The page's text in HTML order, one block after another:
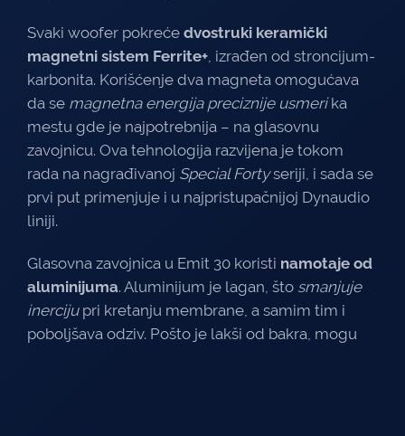
Svaki woofer pokreće dvostruki keramički
magnetni sistem Ferrite+, izrađen od stroncijum-
karbonita. Korišćenje dva magneta omogućava
da se magnetna energija preciznije usmerika
mestu gde je najpotrebnija – na glasovnu
zavojnicu. Ova tehnologija razvijena je tokom
rada na nagrađivanoj Special Fortyseriji, i sada se
prvi put primenjuje i u najpristupačnijoj Dynaudio
liniji.
Glasovna zavojnica u Emit 30 koristi namotaje od
aluminijuma. Aluminijum je lagan, što smanjuje
inercijupri kretanju membrane, a samim tim i
poboljšava odziv. Pošto je lakši od bakra, mogu